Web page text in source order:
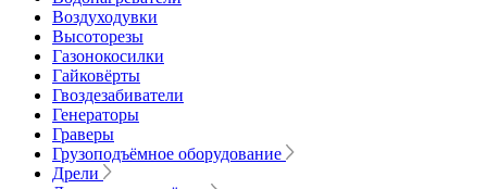
Воздуходувки
Высоторезы
Газонокосилки
Гайковёрты
Гвоздезабиватели
Генераторы
Граверы
Грузоподъёмное оборудование
Дрели